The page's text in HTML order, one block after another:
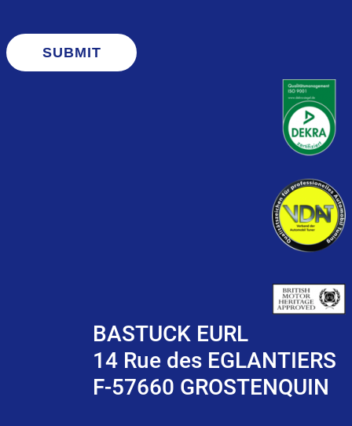
SUBMIT
BASTUCK EURL
14 Rue des EGLANTIERS
F-57660 GROSTENQUIN